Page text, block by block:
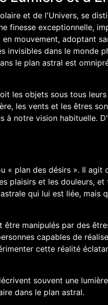
et de l'Univers, se
finesse exceptionnelle,
mouvement, adoptant
dans le monde
le plan astral est
les objets sous tous
les vents et les êtres
notre vision habituelle.
« plan des désirs ». Il agit
plaisirs et les douleurs,
qui lui est liée, mais
manipulés par des
capables de
cette réalité
souvent une
dans le plan astral.